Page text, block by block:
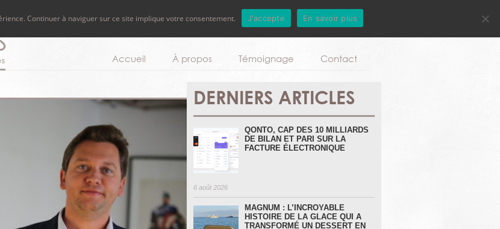
Aller au contenu principal
Accueil À propos Témoignage Contact
DERNIERS ARTICLES
QONTO, CAP DES 10 MILLIARDS
DE BILAN ET PARI SUR LA
FACTURE ÉLECTRONIQUE
6 août 2026
MAGNUM : L’INCROYABLE
HISTOIRE DE LA GLACE QUI A
TRANSFORMÉ UN DESSERT EN
Continuer à naviguer sur ce site implique votre consentement. J'accepte En savoir plus